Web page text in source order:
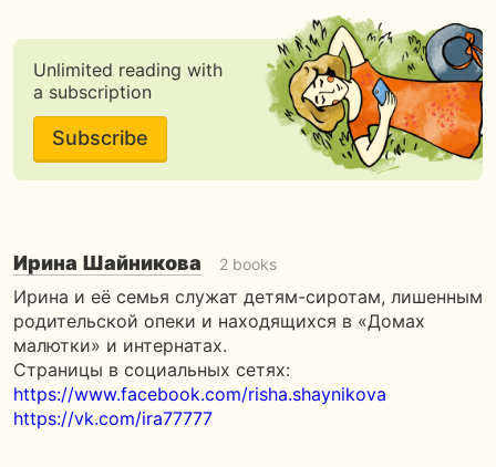
Unlimited reading with
a subscription
Subscribe
Ирина Шайникова 2 books
Ирина и её семья служат детям-сиротам, лишенным
родительской опеки и находящихся в «Домах
малютки» и интернатах.
Страницы в социальных сетях:
https://www.facebook.com/risha.shaynikova
https://vk.com/ira77777